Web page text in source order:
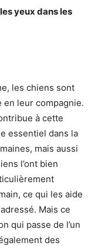
yeux dans les
les chiens sont
leur compagnie.
à cette
essentiel dans la
mais aussi
l’ont bien
ce qui les aide
Mais ce
qui passe de l’un
des